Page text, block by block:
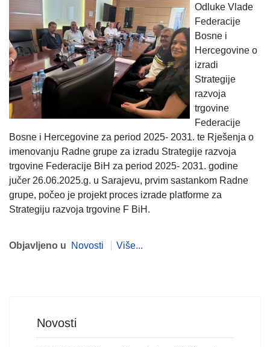
Odluke Vlade
Federacije
Bosne i
Hercegovine o
izradi
Strategije
razvoja
trgovine
Federacije
Bosne i Hercegovine za period 2025- 2031. te Rješenja o
imenovanju Radne grupe za izradu Strategije razvoja
trgovine Federacije BiH za period 2025- 2031. godine
jučer 26.06.2025.g. u Sarajevu, prvim sastankom Radne
grupe, počeo je projekt proces izrade platforme za
Strategiju razvoja trgovine F BiH.
Objavljeno u Novosti Više...
Novosti